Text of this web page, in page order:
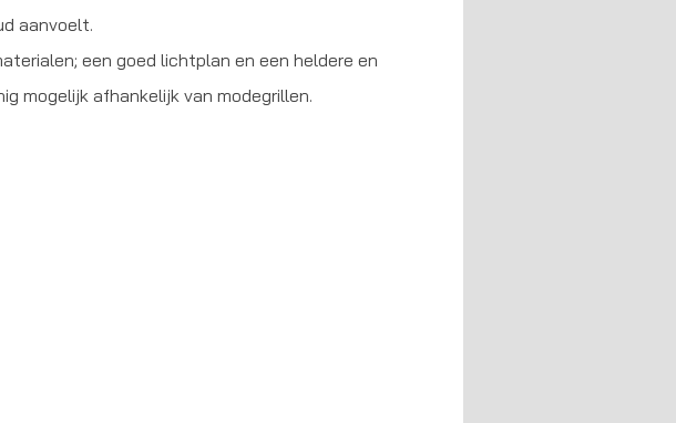
aanvoelt.
een goed lichtplan en een heldere en
mogelijk afhankelijk van modegrillen.